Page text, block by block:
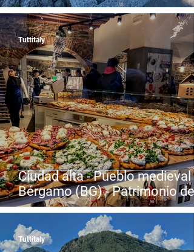
Ciudad alta - Pueblo medieval
Bérgamo (BG) - Patrimonio de
humanidad por la UNESCO -
Lombardía
Tuttitaly
Tuttitaly